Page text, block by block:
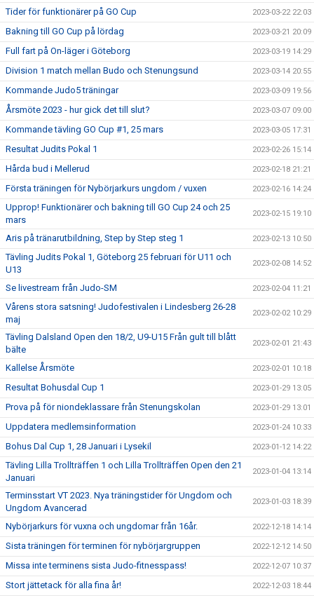
Tider för funktionärer på GO Cup 2023-03-22 22:03
Bakning till GO Cup på lördag 2023-03-21 20:09
Full fart på On-läger i Göteborg 2023-03-19 14:29
Division 1 match mellan Budo och Stenungsund 2023-03-14 20:55
Kommande Judo5 träningar 2023-03-09 19:56
Årsmöte 2023 - hur gick det till slut? 2023-03-07 09:00
Kommande tävling GO Cup #1, 25 mars 2023-03-05 17:31
Resultat Judits Pokal 1 2023-02-26 15:14
Hårda bud i Mellerud 2023-02-18 21:21
Första träningen för Nybörjarkurs ungdom / vuxen 2023-02-16 14:24
Upprop! Funktionärer och bakning till GO Cup 24 och 25
mars
2023-02-15 19:10
Aris på tränarutbildning, Step by Step steg 1 2023-02-13 10:50
Tävling Judits Pokal 1, Göteborg 25 februari för U11 och
U13
2023-02-08 14:52
Se livestream från Judo-SM 2023-02-04 11:21
Vårens stora satsning! Judofestivalen i Lindesberg 26-28
maj
2023-02-02 10:29
Tävling Dalsland Open den 18/2, U9-U15 Från gult till blått
bälte
2023-02-01 21:43
Kallelse Årsmöte 2023-02-01 10:18
Resultat Bohusdal Cup 1 2023-01-29 13:05
Prova på för niondeklassare från Stenungskolan 2023-01-29 13:01
Uppdatera medlemsinformation 2023-01-24 10:33
Bohus Dal Cup 1, 28 Januari i Lysekil 2023-01-12 14:22
Tävling Lilla Trollträffen 1 och Lilla Trollträffen Open den 21
Januari
2023-01-04 13:14
Terminsstart VT 2023. Nya träningstider för Ungdom och
Ungdom Avancerad
2023-01-03 18:39
Nybörjarkurs för vuxna och ungdomar från 16år. 2022-12-18 14:14
Sista träningen för terminen för nybörjargruppen 2022-12-12 14:50
Missa inte terminens sista Judo-fitnesspass! 2022-12-07 10:37
Stort jättetack för alla fina år! 2022-12-03 18:44